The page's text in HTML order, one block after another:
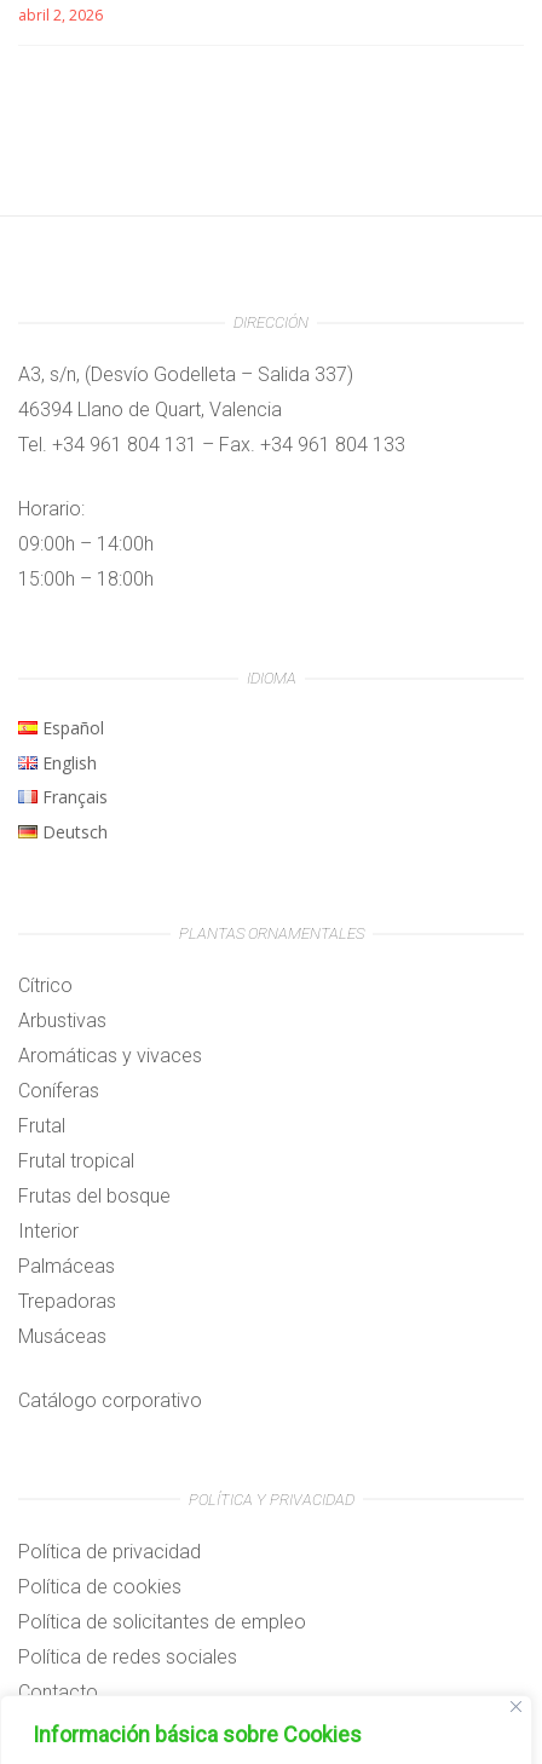
Información básica sobre Cookies
abril 2, 2026
DIRECCIÓN
A3, s/n, (Desvío Godelleta – Salida 337)
46394 Llano de Quart, Valencia
Tel. +34 961 804 131 – Fax. +34 961 804 133
Horario:
09:00h – 14:00h
15:00h – 18:00h
IDIOMA
Español
English
Français
Deutsch
PLANTAS ORNAMENTALES
Cítrico
Arbustivas
Aromáticas y vivaces
Coníferas
Frutal
Frutal tropical
Frutas del bosque
Interior
Palmáceas
Trepadoras
Musáceas
Catálogo corporativo
POLÍTICA Y PRIVACIDAD
Política de privacidad
Política de cookies
Política de solicitantes de empleo
Política de redes sociales
Contacto
Preguntas frecuentes